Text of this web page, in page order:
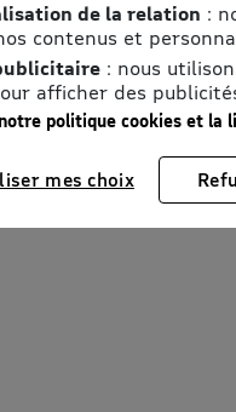
de la relation :
contenus et
: nous
afficher des
politique cookies et la
mes choix